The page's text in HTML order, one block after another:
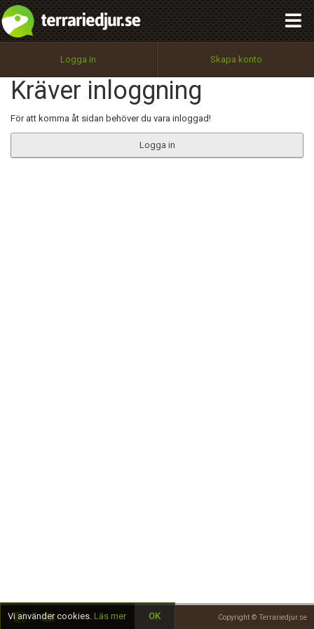
Logga in Skapa konto
Kräver inloggning
För att komma åt sidan behöver du vara inloggad!
Logga in
Copyright © Terrariedjur.se
Utför
100%
OK
integritetspolicy
Namn:
Epost:
Begär nytt lösenord
Tillbaka till förstasidan
Vi använder cookies. Läs mer OK